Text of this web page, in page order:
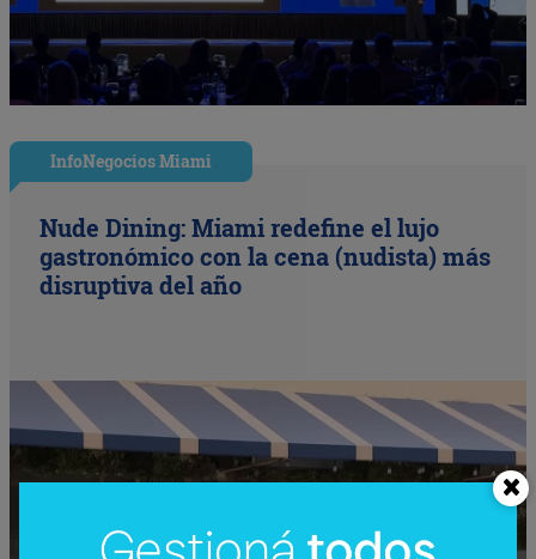
InfoNegocios Miami
Nude Dining: Miami redefine el lujo
gastronómico con la cena (nudista) más
disruptiva del año